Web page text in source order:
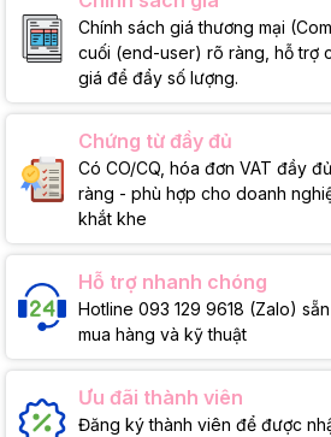
Chính sách giá thương mại
cuối (end-user) rõ ràng, hỗ trợ
giá để đẩy số lượng.
Chứng từ đầy đủ
Có CO/CQ, hóa đơn VAT đầy
ràng - phù hợp cho doanh
khắt khe
Hỗ trợ nhanh chóng
Hotline 093 129 9618 (Zalo)
mua hàng và kỹ thuật
Ưu đãi thành viên
Đăng ký thành viên để được